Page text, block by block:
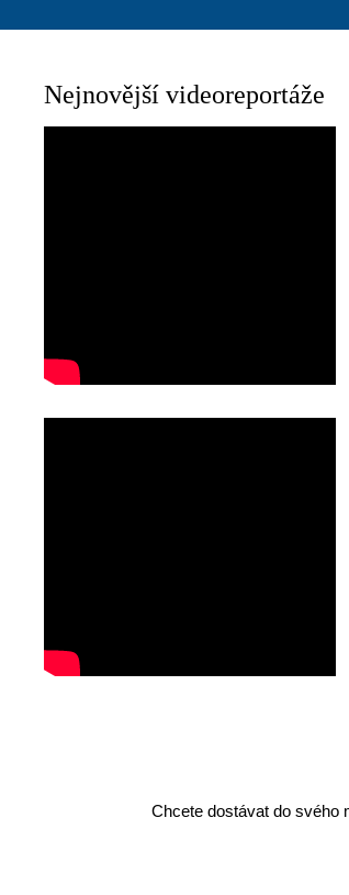
Nejnovější videoreportáže
Chcete dostávat do svého